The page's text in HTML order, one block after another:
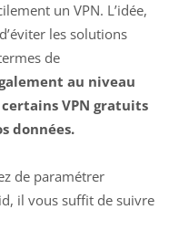
un VPN. L’idée,
les solutions
de
au niveau
VPN gratuits
données.
de paramétrer
il vous suffit de suivre